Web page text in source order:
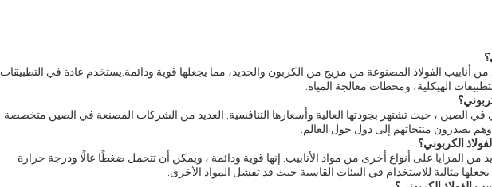
من أنابيب الفولاذ المصنوعة من مزيج من الكربون والحديد، مما يجعلها قوية ودائمة.يستخدم عادة في التطبيقات
الهيكلية، ومحطات معالجة المياه.
في الصين ، حيث تشتهر بجودتها العالية وأسعارها التنافسية. العديد من الشركات المصنعة في الصين متخصصة
يصدرون منتجاتهم إلى دول حول العالم.
الكربوني؟
من المزايا على أنواع أخرى من مواد الأنابيب. إنها قوية ودائمة ، ويمكن أن تتحمل ضغطًا عالًا ودرجة حرارة
يجعلها مثالية للاستخدام في البيئات القاسية حيث قد تفشل المواد الأخرى.